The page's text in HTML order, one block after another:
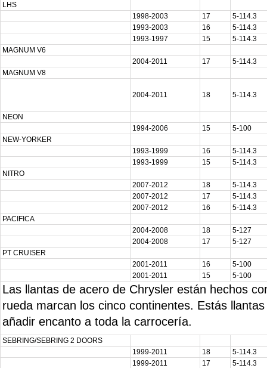
LHS
1998-2003
17
5-114.3
1993-2003
16
5-114.3
1993-1997
15
5-114.3
MAGNUM V6
2004-2011
17
5-114.3
MAGNUM V8
2004-2011 18 5-114.3
NEON
1994-2006
15
5-100
NEW-YORKER
1993-1999
16
5-114.3
1993-1999
15
5-114.3
NITRO
2007-2012
18
5-114.3
2007-2012
17
5-114.3
2007-2012
16
5-114.3
PACIFICA
2004-2008
18
5-127
2004-2008
17
5-127
PT CRUISER
2001-2011
16
5-100
2001-2011
15 5-100
Las llantas de acero de Chrysler están hechos
rueda marcan los cinco continentes. Estás
añadir encanto a toda la carrocería.
SEBRING/SEBRING 2 DOORS
1999-2011
18
5-114.3
1999-2011
17
5-114.3